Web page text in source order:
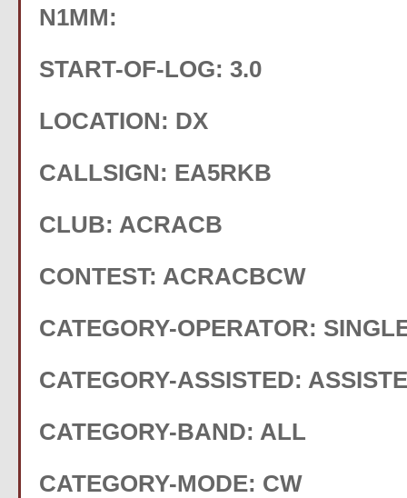
N1MM:
START-OF-LOG: 3.0
LOCATION: DX
CALLSIGN: EA5RKB
CLUB: ACRACB
CONTEST: ACRACBCW
CATEGORY-OPERATOR:
CATEGORY-ASSISTED:
CATEGORY-BAND: ALL
CATEGORY-MODE: CW